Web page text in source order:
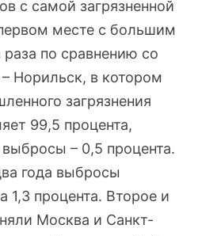
с самой загрязненной
месте с большим
по сравнению со
Норильск, в котором
загрязнения
99,5 процента,
– 0,5 процента.
года выбросы
1,3 процента. Второе и
Москва и Санкт-